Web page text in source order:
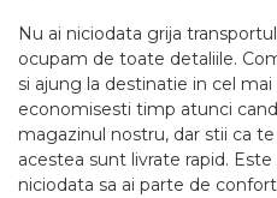
Nu ai niciodata grija
ocupam de toate detaliile.
si ajung la destinatie in cel
economisesti timp atunci
magazinul nostru, dar stii ca
acestea sunt livrate rapid.
niciodata sa ai parte de